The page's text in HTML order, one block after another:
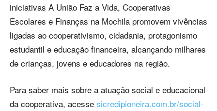
iniciativas A União Faz a Vida, Cooperativas
Escolares e Finanças na Mochila promovem vivências
ligadas ao cooperativismo, cidadania, protagonismo
estudantil e educação financeira, alcançando milhares
de crianças, jovens e educadores na região.
Para saber mais sobre a atuação social e educacional
da cooperativa, acesse sicredipioneira.com.br/social-